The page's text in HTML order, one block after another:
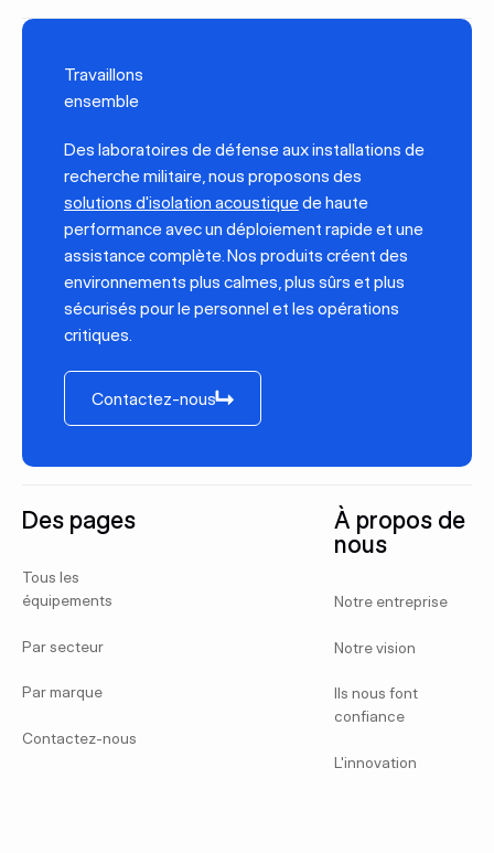
Travaillons
ensemble
Des laboratoires de défense aux installations de
recherche militaire, nous proposons des
solutions d'isolation acoustiquede haute
performance avec un déploiement rapide et une
assistance complète. Nos produits créent des
environnements plus calmes, plus sûrs et plus
sécurisés pour le personnel et les opérations
critiques.
Contactez-nous
Contactez-nous
Des pages
Tous les
équipements
Par secteur
Par marque
Contactez-nous
À propos de
nous
Notre entreprise
Notre vision
Ils nous font
confiance
L'innovation